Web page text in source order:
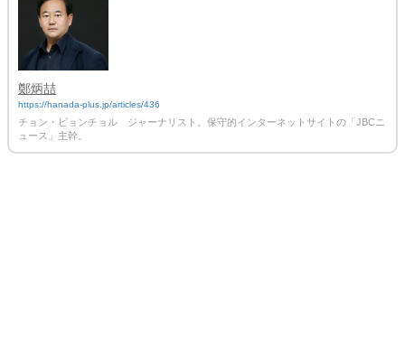
鄭炳喆
https://hanada-plus.jp/articles/436
チョン・ビョンチョル ジャーナリスト。保守的インターネットサイトの「JBCニ
ュース」主幹。